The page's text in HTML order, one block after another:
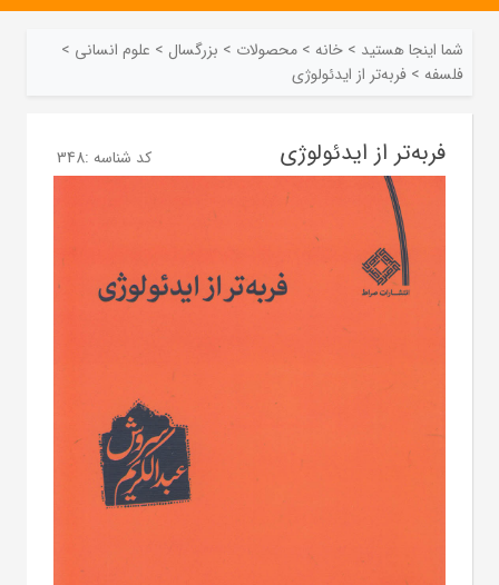
شما اینجا هستید > خانه > محصولات > بزرگسال > علوم انسانی >
فلسفه > فربه‌تر از ایدئولوژی
فربه‌تر از ایدئولوژی کد شناسه :348